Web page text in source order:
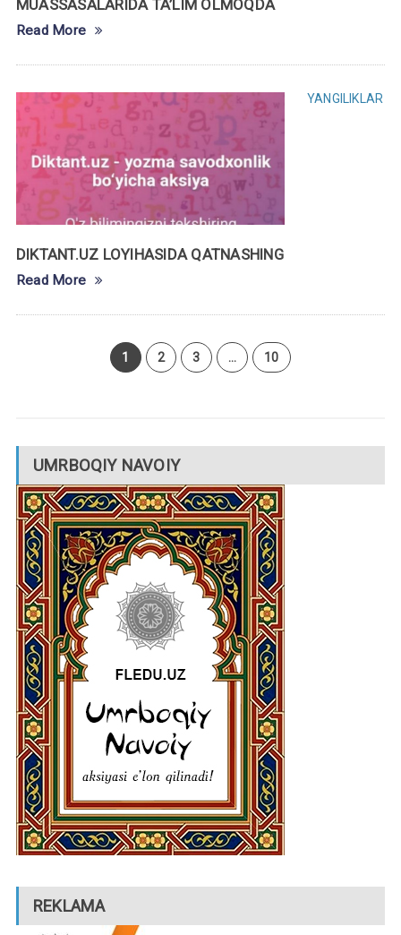
MUASSASALARIDA TA’LIM OLMOQDA
Read More
YANGILIKLAR
DIKTANT.UZ LOYIHASIDA QATNASHING
Read More
1 2 3 … 10
UMRBOQIY NAVOIY
REKLAMA